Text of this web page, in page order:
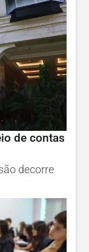
de contas
decorre